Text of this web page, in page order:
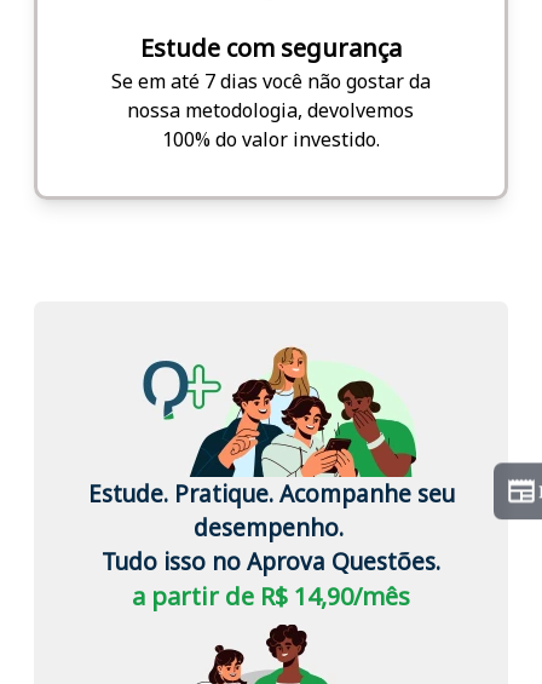
Estude com segurança
Se em até 7 dias você não gostar da
nossa metodologia, devolvemos
100% do valor investido.
Estude. Pratique. Acompanhe seu
desempenho.
Tudo isso no Aprova Questões.
a partir de R$ 14,90/mês